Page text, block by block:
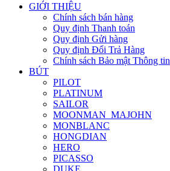
GIỚI THIỆU
Chính sách bán hàng
Quy định Thanh toán
Quy định Gửi hàng
Quy định Đổi Trả Hàng
Chính sách Bảo mật Thông tin
BÚT
PILOT
PLATINUM
SAILOR
MOONMAN_MAJOHN
MONBLANC
HONGDIAN
HERO
PICASSO
DUKE